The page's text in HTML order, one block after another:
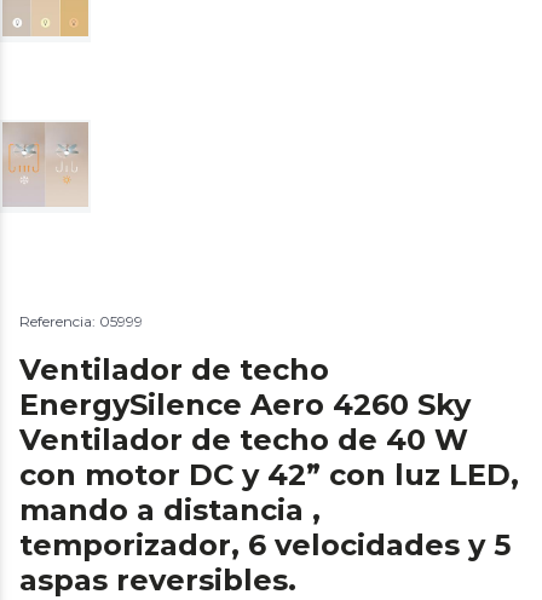
Referencia: 05999
Ventilador de techo
EnergySilence Aero 4260 Sky
Ventilador de techo de 40 W
con motor DC y 42” con luz LED,
mando a distancia ,
temporizador, 6 velocidades y 5
aspas reversibles.